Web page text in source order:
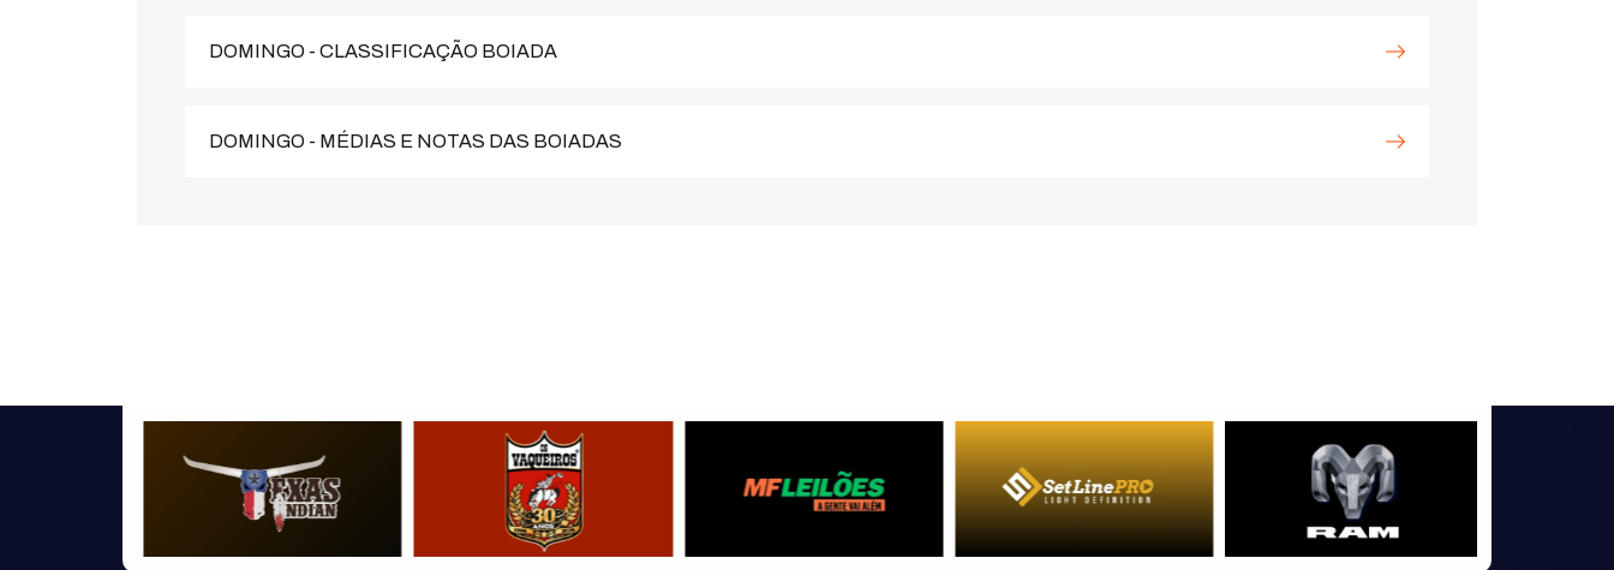
DOMINGO - CLASSIFICAÇÃO BOIADA
DOMINGO - MÉDIAS E NOTAS DAS BOIADAS